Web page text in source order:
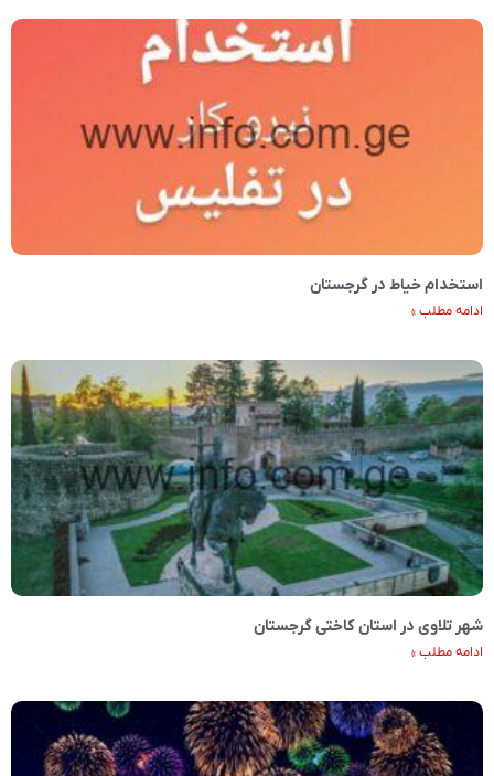
استخدام خیاط در گرجستان
ادامه مطلب »
شهر تلاوی در استان کاختی گرجستان
ادامه مطلب »